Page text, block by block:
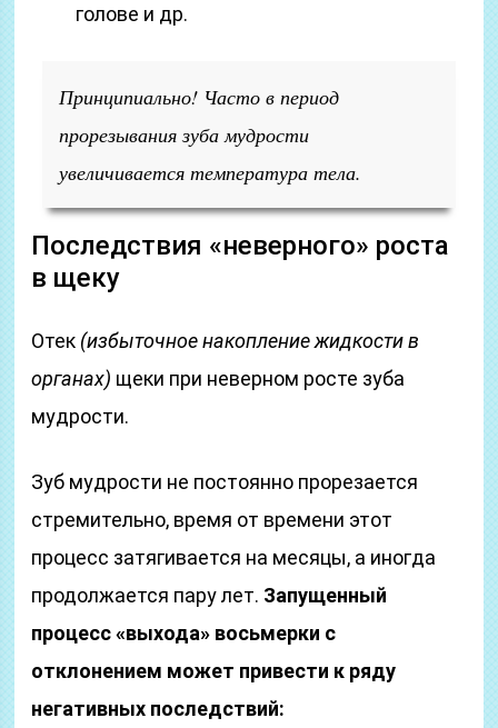
голове и др.
Принципиально! Часто в период
прорезывания зуба мудрости
увеличивается температура тела.
Последствия «неверного» роста
в щеку
Отек (избыточное накопление жидкости в
органах) щеки при неверном росте зуба
мудрости.
Зуб мудрости не постоянно прорезается
стремительно, время от времени этот
процесс затягивается на месяцы, а иногда
продолжается пару лет. Запущенный
процесс «выхода» восьмерки с
отклонением может привести к ряду
негативных последствий: